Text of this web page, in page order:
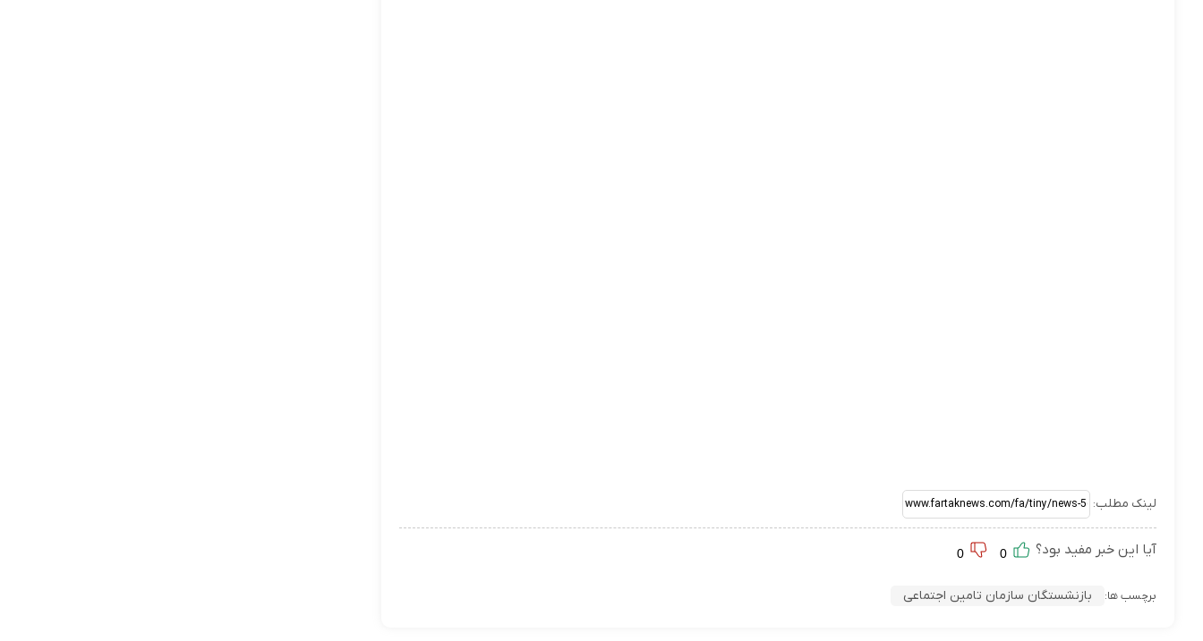
لینک مطلب:
آیا این خبر مفید بود؟
برچسب ها: بازنشستگان سازمان تامین اجتماعی